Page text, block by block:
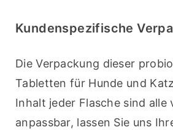
Kundenspezifische
Die Verpackung dieser
Tabletten für Hunde und
Inhalt jeder Flasche sind alle
anpassbar, lassen Sie uns